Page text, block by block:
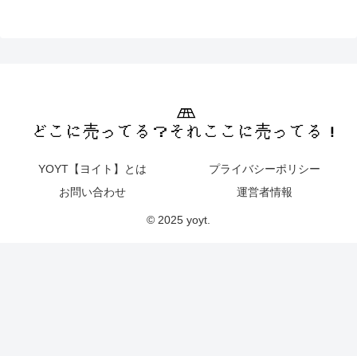
YOYT【ヨイト】とは
プライバシーポリシー
お問い合わせ
運営者情報
© 2025 yoyt.